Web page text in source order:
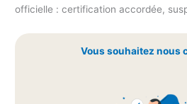
officielle : certification accordée,
Vous souhaitez nous